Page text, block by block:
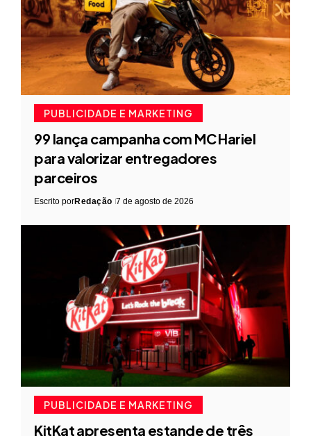
PUBLICIDADE E MARKETING
99 lança campanha com MC Hariel
para valorizar entregadores
parceiros
Escrito porRedação 7 de agosto de 2026
PUBLICIDADE E MARKETING
KitKat apresenta estande de três